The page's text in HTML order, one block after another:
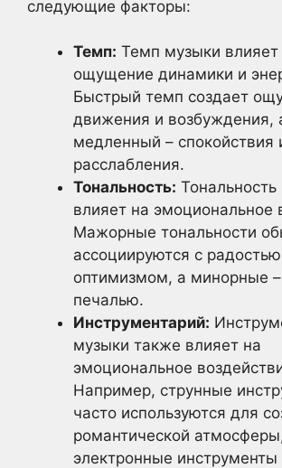
следующие факторы:
Темп: Темп музыки влияет
ощущение динамики и
Быстрый темп создает
движения и возбуждения,
медленный – спокойствия
расслабления.
Тональность:
влияет на эмоциональное
Мажорные тональности
ассоциируются с
оптимизмом, а минорные –
печалью.
Инструментарий:
музыки также влияет на
эмоциональное
Например, струнные
часто используются для
романтической
электронные инструменты